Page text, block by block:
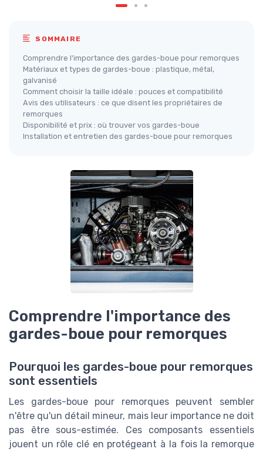
SOMMAIRE
Comprendre l'importance des gardes-boue pour remorques
Matériaux et types de gardes-boue : plastique, métal,
galvanisé
Comment choisir la taille idéale : pouces et compatibilité
Avis des utilisateurs : ce que disent les propriétaires de
remorques
Disponibilité et prix : où trouver vos gardes-boue
Installation et entretien des gardes-boue pour remorques
Comprendre l'importance des
gardes-boue pour remorques
Pourquoi les gardes-boue pour remorques
sont essentiels
Les gardes-boue pour remorques peuvent sembler
n'être qu'un détail mineur, mais leur importance ne doit
pas être sous-estimée. Ces composants essentiels
jouent un rôle clé en protégeant à la fois la remorque